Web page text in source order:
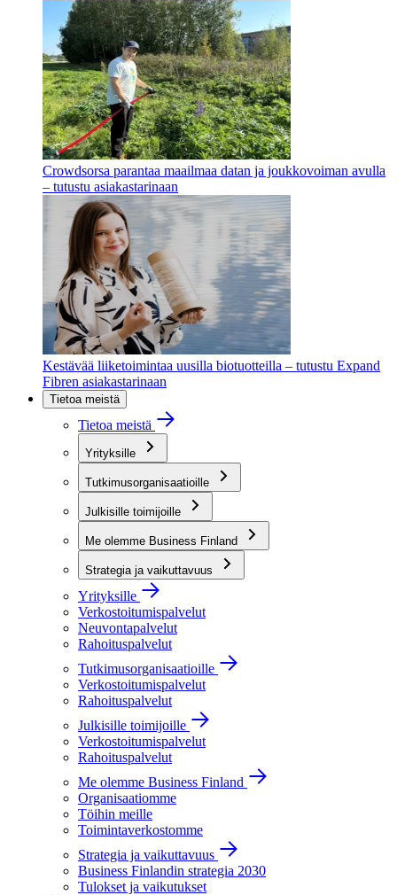
Crowdsorsa parantaa maailmaa datan ja joukkovoiman avulla
– tutustu asiakastarinaan
Kestävää liiketoimintaa uusilla biotuotteilla – tutustu Expand
Fibren asiakastarinaan
Tietoa meistä
Tietoa meistä
Yrityksille
Tutkimusorganisaatioille
Julkisille toimijoille
Me olemme Business Finland
Strategia ja vaikuttavuus
Yrityksille
Verkostoitumispalvelut
Neuvontapalvelut
Rahoituspalvelut
Tutkimusorganisaatioille
Verkostoitumispalvelut
Rahoituspalvelut
Julkisille toimijoille
Verkostoitumispalvelut
Rahoituspalvelut
Me olemme Business Finland
Organisaatiomme
Töihin meille
Toimintaverkostomme
Strategia ja vaikuttavuus
Business Finlandin strategia 2030
Tulokset ja vaikutukset